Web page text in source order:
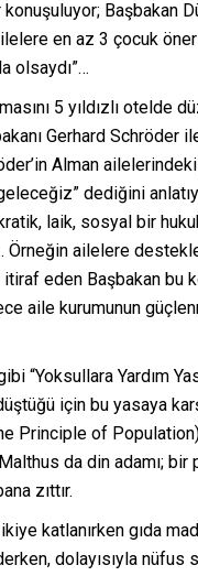
Başbakan
en az 3 çocuk
olsaydı”…
5 yıldızlı otelde
Gerhard Schröder
Alman
dediğini
laik, sosyal bir
ailelere
eden Başbakan bu
aile kurumunun
“Yoksullara Yardım
için bu yasaya
Principle of
da din adamı; bir
zıttır.
katlanırken gıda
dolayısıyla nüfus